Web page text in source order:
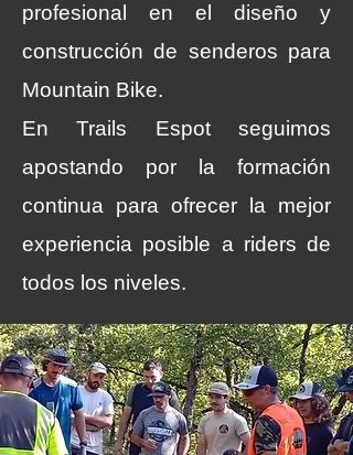
profesional en el diseño y
construcción de senderos para
Mountain Bike.
En Trails Espot seguimos
apostando por la formación
continua para ofrecer la mejor
experiencia posible a riders de
todos los niveles.